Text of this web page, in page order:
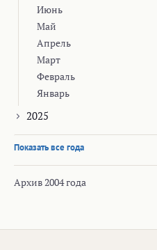
Июнь
Май
Апрель
Март
Февраль
Январь
2025
Показать все года
Архив 2004 года